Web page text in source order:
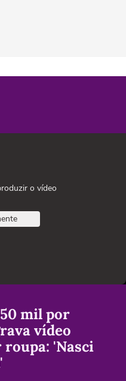
o vídeo
mil por
vídeo
roupa: 'Nasci